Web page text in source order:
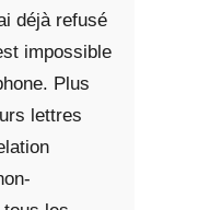
déjà refusé
impossible
Plus
lettres